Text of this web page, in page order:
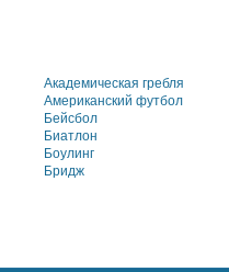
Академическая гребля
Американский футбол
Бейсбол
Биатлон
Боулинг
Бридж